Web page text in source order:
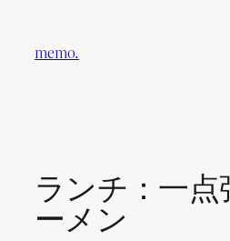
memo.
ランチ：一点
ーメン